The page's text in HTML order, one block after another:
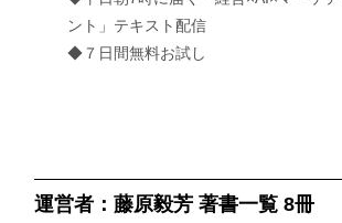
ント」テキスト配信
◆７日間無料お試し
運営者：藤原毅芳 著書一覧 8冊